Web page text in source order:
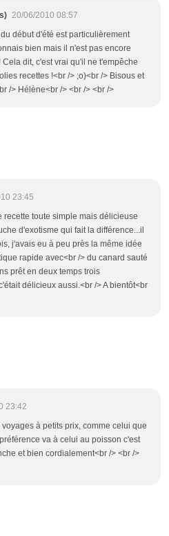
20/06/2010 08:57
début d'été est particulièrement
bien mais il n'est pas encore
dit, c'est vrai qu'il ne t'empêche
recettes !<br /> ;o)<br /> Bisous et
/> Hélène<br /> <br /> <br />
23:45
recette toute simple mais délicieuse
d'exotisme qui fait la différence...il
j'avais eu à peu près la même idée
rapide avec<br /> du canard sauté
prêt en deux temps trois
délicieux aussi.<br /> A bientôt<br
23:42
à petits prix, comme celui que
va à celui au poisson c'est
et bien cordialement<br /> <br />